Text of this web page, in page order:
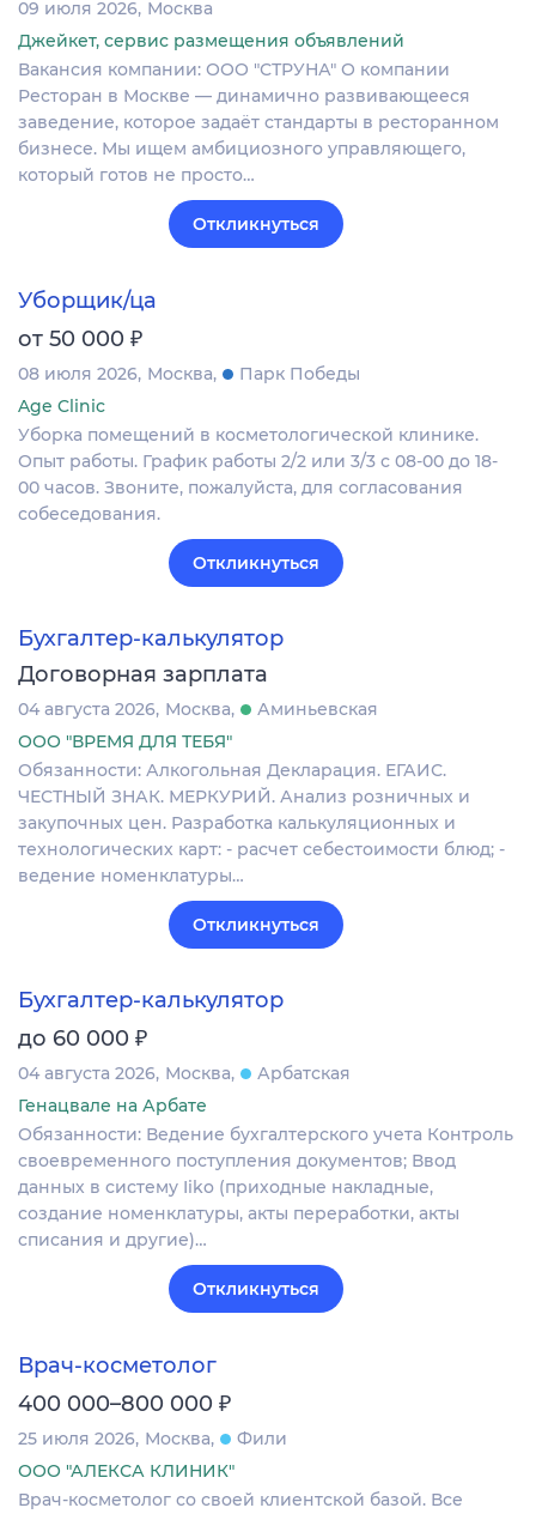
09 июля 2026 Москва
Джейкет, сервис размещения объявлений
Вакансия компании: ООО "СТРУНА" О компании
Ресторан в Москве — динамично развивающееся
заведение, которое задаёт стандарты в ресторанном
бизнесе. Мы ищем амбициозного управляющего,
который готов не просто…
Откликнуться
Уборщик/ца
от 50 000 ₽
08 июля 2026 Москва
Парк Победы
Age Clinic
Уборка помещений в косметологической клинике.
Опыт работы. График работы 2/2 или 3/3 с 08-00 до 18-
00 часов. Звоните, пожалуйста, для согласования
собеседования.
Откликнуться
Бухгалтер-калькулятор
Договорная зарплата
04 августа 2026 Москва
Аминьевская
ООО "ВРЕМЯ ДЛЯ ТЕБЯ"
Обязанности: Алкогольная Декларация. ЕГАИС.
ЧЕСТНЫЙ ЗНАК. МЕРКУРИЙ. Анализ розничных и
закупочных цен. Разработка калькуляционных и
технологических карт: - расчет себестоимости блюд; -
ведение номенклатуры…
Откликнуться
Бухгалтер-калькулятор
до 60 000 ₽
04 августа 2026 Москва
Арбатская
Генацвале на Арбате
Обязанности: Ведение бухгалтерского учета Контроль
своевременного поступления документов; Ввод
данных в систему Iiko (приходные накладные,
создание номенклатуры, акты переработки, акты
списания и другие)…
Откликнуться
Врач-косметолог
400 000–800 000 ₽
25 июля 2026 Москва
Фили
ООО "АЛЕКСА КЛИНИК"
Врач-косметолог со своей клиентской базой. Все